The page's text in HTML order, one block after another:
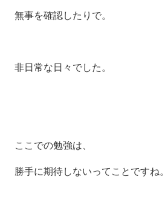
無事を確認したりで。
非日常な日々でした。
ここでの勉強は、
勝手に期待しないってことですね。